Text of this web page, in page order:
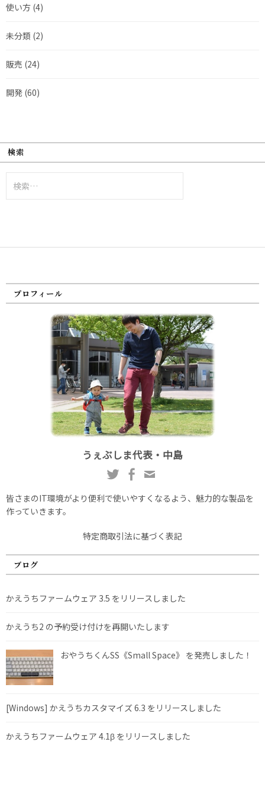
使い方 (4)
未分類 (2)
販売 (24)
開発 (60)
検索
索:
プロフィール
うぇぶしま代表・中島
皆さまのIT環境がより便利で使いやすくなるよう、魅力的な製品を
作っていきます。
特定商取引法に基づく表記
ブログ
かえうちファームウェア 3.5 をリリースしました
かえうち2 の予約受け付けを再開いたします
おやうちくんSS《Small Space》 を発売しました！
[Windows] かえうちカスタマイズ 6.3 をリリースしました
かえうちファームウェア 4.1β をリリースしました